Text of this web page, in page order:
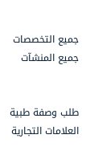
جميع التخصصات
جميع المنشآت
طلب وصفة طبية
العلامات التجارية